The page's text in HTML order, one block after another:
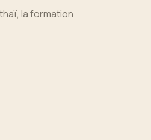
la formation